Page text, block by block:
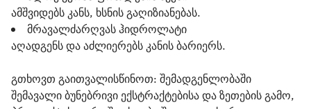
ამშვიდებს კანს, ხსნის გაღიზიანებას.
მრავალძარღვას ჰიდროლატი
აღადგენს და აძლიერებს კანის ბარიერს.
გთხოვთ გაითვალისწინოთ: შემადგენლობაში
შემავალი ბუნებრივი ექსტრაქტებისა და ზეთების გამო,